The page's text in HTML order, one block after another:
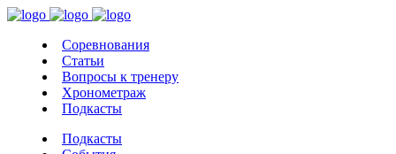
Соревнования
Статьи
Вопросы к тренеру
Хронометраж
Подкасты
Подкасты